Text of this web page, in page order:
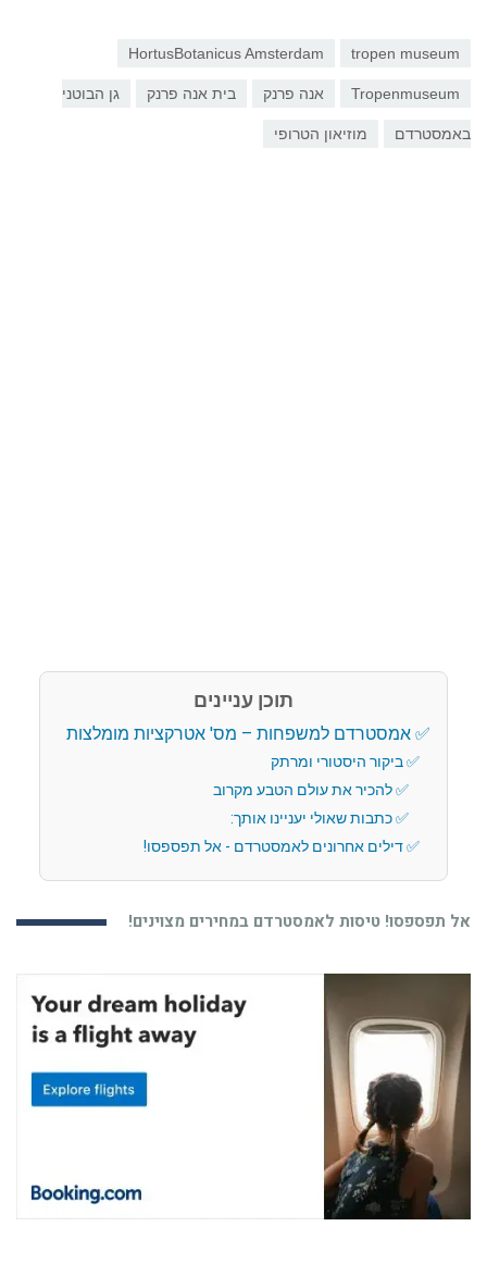
HortusBotanicus Amsterdam tropen museum
Tropenmuseum אנה פרנק בית אנה פרנק גן הבוטני
באמסטרדם מוזיאון הטרופי
תוכן עניינים
אמסטרדם למשפחות – מס' אטרקציות מומלצות
ביקור היסטורי ומרתק
להכיר את עולם הטבע מקרוב
כתבות שאולי יעניינו אותך:
דילים אחרונים לאמסטרדם - אל תפספסו!
אל תפספסו! טיסות לאמסטרדם במחירים מצוינים!